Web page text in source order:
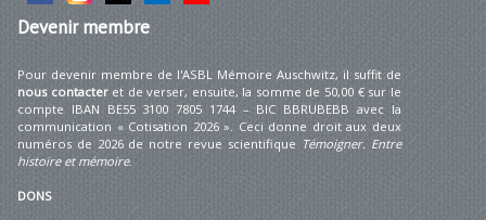
Devenirmembre
Pour devenir membre de l'ASBL Mémoire Auschwitz, il suffit de
nous contacteret de verser, ensuite, la somme de 50,00 € sur le
compte IBAN BE55 3100 7805 1744 – BIC BBRUBEBB avec la
communication « Cotisation 2026 ». Ceci donne droit aux deux
numéros de 2026 de notre revue scientifique Témoigner. Entre
histoire et mémoire.
DONS